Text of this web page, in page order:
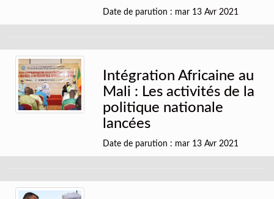
Date de parution : mar 13 Avr 2021
Intégration Africaine au
Mali : Les activités de la
politique nationale
lancées
Date de parution : mar 13 Avr 2021